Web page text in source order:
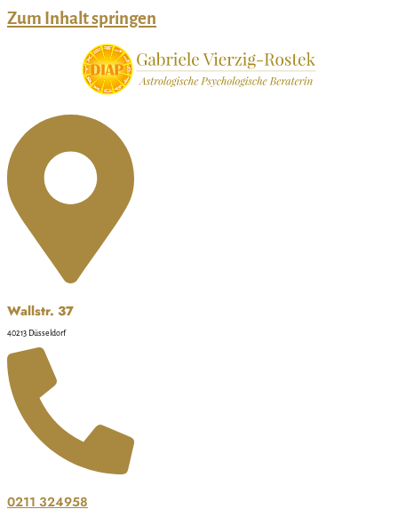
Zum Inhalt springen
Wallstr. 37
40213 Düsseldorf
0211 324958